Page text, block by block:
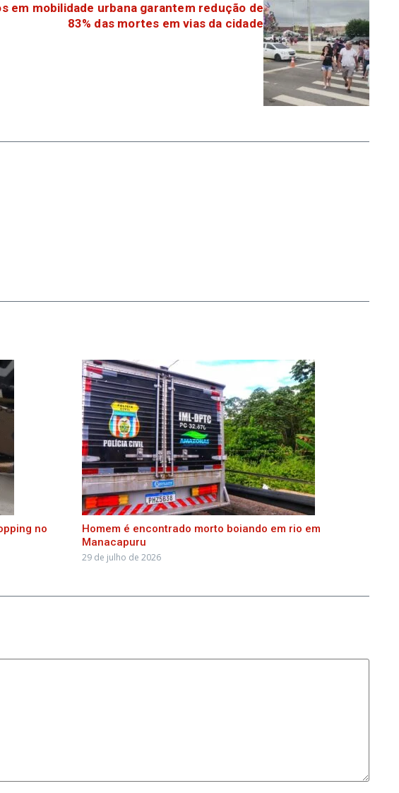
em mobilidade urbana garantem redução de
83% das mortes em vias da cidade
no
Homem é encontrado morto boiando em rio em
Manacapuru
29 de julho de 2026